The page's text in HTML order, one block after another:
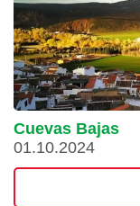
Cuevas Bajas
01.10.2024